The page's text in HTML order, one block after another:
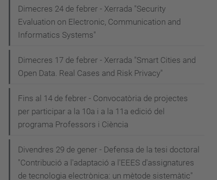
Dimecres 24 de febrer - Xerrada "Security
Evaluation on Electronic, Communication and
Informatics Systems"
Dimecres 17 de febrer - Xerrada "Smart Cities and
Open Data. Real Cases and Risk Privacy"
Fins al 14 de febrer - Convocatòria de projectes
per participar a la 10a i a la 11a edició del
programa Professors i Ciència
Divendres 29 de gener - Defensa de la tesi doctoral
"Contribució a l'adaptació a l'EEES d'assignatures
de tecnologia electrònica: un mètode sistemàtic"